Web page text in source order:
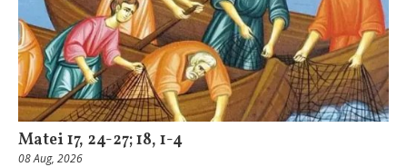
Matei 17, 24-27; 18, 1-4
08 Aug, 2026